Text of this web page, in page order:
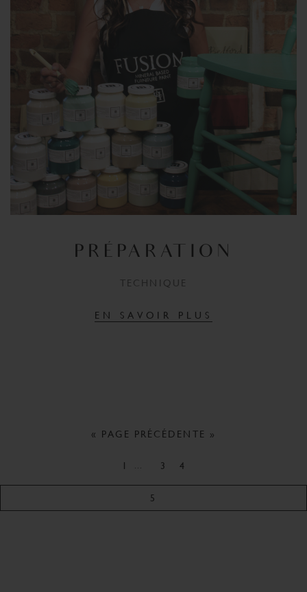
PRÉPARATION
TECHNIQUE
EN SAVOIR PLUS
« PAGE PRÉCÉDENTE »
1 3 4
5